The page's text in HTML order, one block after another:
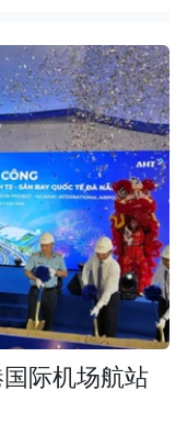
际机场航站